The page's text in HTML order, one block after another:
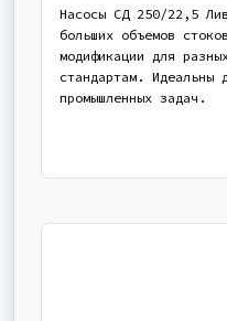
Насосы СД 250/22,5
больших объемов
модификации для
стандартам. Идеальны
промышленных задач.